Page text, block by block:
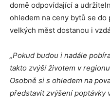
domě odpovídající a
ohledem na ceny bytů se
velkých měst dostanou i
„Pokud budou i nadále
takto zvýší životem v
Osobně si s ohledem na
představit zvýšení poptávky